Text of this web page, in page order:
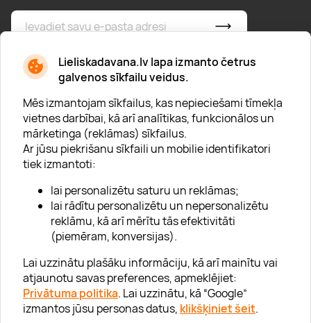
Lieliskadavana.lv lapa izmanto četrus
galvenos sīkfailu veidus.
Mēs izmantojam sīkfailus, kas nepieciešami tīmekļa
vietnes darbībai, kā arī analītikas, funkcionālos un
mārketinga (reklāmas) sīkfailus.
Ar jūsu piekrišanu sīkfaili un mobilie identifikatori
tiek izmantoti:
lai personalizētu saturu un reklāmas;
lai rādītu personalizētu un nepersonalizētu
reklāmu, kā arī mērītu tās efektivitāti
(piemēram, konversijas).
Lai uzzinātu plašāku informāciju, kā arī mainītu vai
atjaunotu savas preferences, apmeklējiet:
Privātuma politika. Lai uzzinātu, kā “Google”
izmantos jūsu personas datus, klikšķiniet šeit.
* Esmu iepazinies/usies ar privātuma politiku
Par "Lieliska dāvana"
Uzņēmumiem
Palīdzība